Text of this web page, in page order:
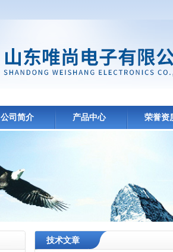
公司简介 产品中心 荣誉资
技术文章